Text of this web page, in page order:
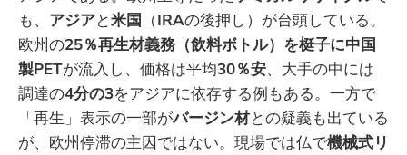
も、 アジアと米国 （IRAの後押し）が台頭している。
欧州の25％再生材義務（飲料ボトル）を梃子に中国
製PETが流入し、価格は平均30％安、大手の中には
調達の4分の3をアジアに依存する例もある。一方で
「再生」表示の一部がバージン材との疑義も出ている
が、欧州停滞の主因ではない。現場では仏で機械式リ